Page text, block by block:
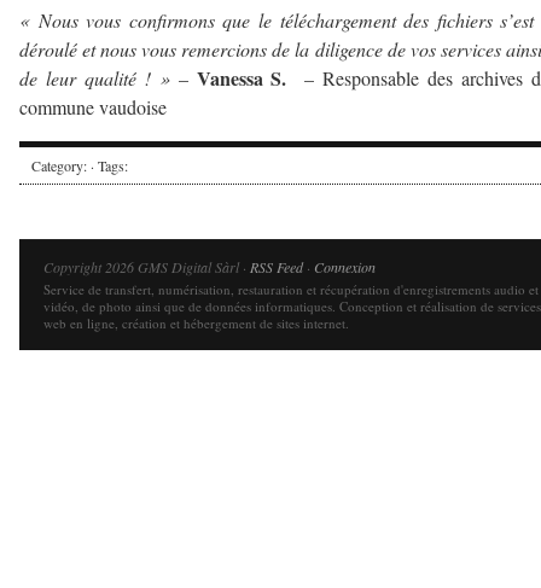
« Nous vous confirmons que le téléchargement des fichiers s’est
déroulé et nous vous remercions de la diligence de vos services
de leur qualité ! »– Vanessa S. – Responsable des archives
commune vaudoise
Category: · Tags:
Copyright 2026 GMS Digital Sàrl · RSS Feed· Connexion
Service de transfert, numérisation, restauration et récupération d'enregistrements audio et
vidéo, de photo ainsi que de données informatiques. Conception et réalisation de services
web en ligne, création et hébergement de sites internet.